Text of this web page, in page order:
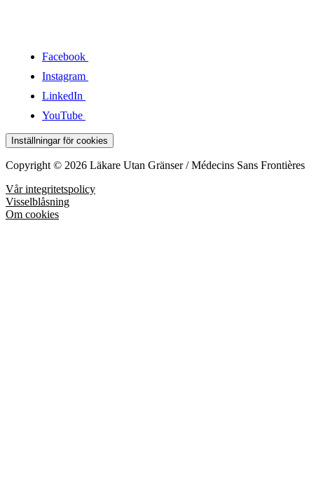
Facebook
Instagram
LinkedIn
YouTube
Inställningar för cookies
Copyright © 2026 Läkare Utan Gränser / Médecins Sans Frontières
Vår integritetspolicy
Visselblåsning
Om cookies